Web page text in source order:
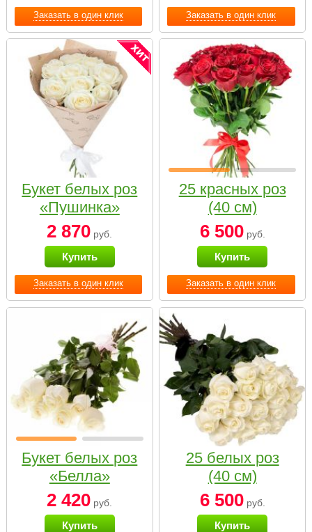
Заказать в один клик Заказать в один клик
Заказать в один клик
Букет белых роз
«Пушинка»
2 870 руб.
Купить
Заказать в один клик
25 красных роз
(40 см)
6 500руб.
Купить
Букет белых роз
«Белла»
2 420 руб.
Купить
25 белых роз
(40 см)
6 500руб.
Купить